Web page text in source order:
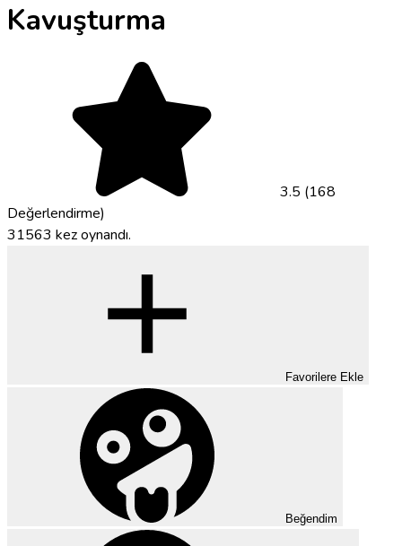
Kavuşturma
3.5 (168
Değerlendirme)
31563 kez oynandı.
Favorilere Ekle
Beğendim